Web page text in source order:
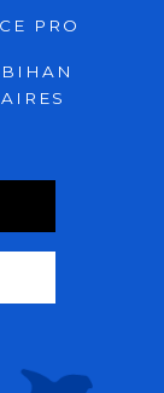
PRO